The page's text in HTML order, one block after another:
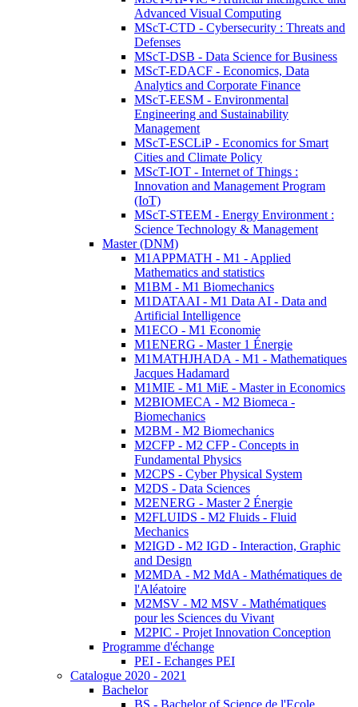
Advanced Visual Computing
MScT-CTD - Cybersecurity : Threats and
Defenses
MScT-DSB - Data Science for Business
MScT-EDACF - Economics, Data
Analytics and Corporate Finance
MScT-EESM - Environmental
Engineering and Sustainability
Management
MScT-ESCLiP - Economics for Smart
Cities and Climate Policy
MScT-IOT - Internet of Things :
Innovation and Management Program
(IoT)
MScT-STEEM - Energy Environment :
Science Technology & Management
Master (DNM)
M1APPMATH - M1 - Applied
Mathematics and statistics
M1BM - M1 Biomechanics
M1DATAAI - M1 Data AI - Data and
Artificial Intelligence
M1ECO - M1 Economie
M1ENERG - Master 1 Énergie
M1MATHJHADA - M1 - Mathematiques
Jacques Hadamard
M1MIE - M1 MiE - Master in Economics
M2BIOMECA - M2 Biomeca -
Biomechanics
M2BM - M2 Biomechanics
M2CFP - M2 CFP - Concepts in
Fundamental Physics
M2CPS - Cyber Physical System
M2DS - Data Sciences
M2ENERG - Master 2 Énergie
M2FLUIDS - M2 Fluids - Fluid
Mechanics
M2IGD - M2 IGD - Interaction, Graphic
and Design
M2MDA - M2 MdA - Mathématiques de
l'Aléatoire
M2MSV - M2 MSV - Mathématiques
pour les Sciences du Vivant
M2PIC - Projet Innovation Conception
Programme d'échange
PEI - Echanges PEI
Catalogue 2020 - 2021
Bachelor
BS - Bachelor of Science de l'Ecole